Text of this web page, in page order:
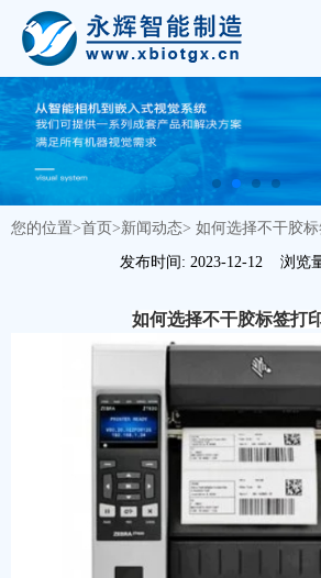
您的位置>首页>新闻动态> 如何选择不干胶标
发布时间: 2023-12-12 浏览
如何选择不干胶标签打